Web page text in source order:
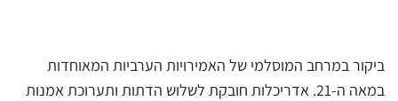
ביקור במרחב המוסלמי של האמירויות הערביות המאוחדות
במאה ה-21. אדריכלות חובקת לשלוש הדתות ותערוכת אמנות